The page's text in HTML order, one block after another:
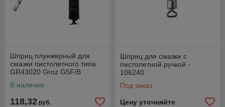
Шприц плунжерный для
смазки пистолетного типа
GR43020 Groz G5F/B
В наличии
118,32 руб.
Шприц для смазки с
пистолетной ручкой -
106240
Под заказ
Цену уточняйте